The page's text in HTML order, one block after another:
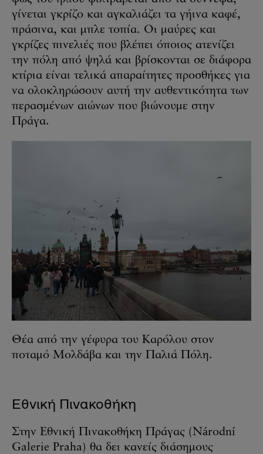
γίνεται γκρίζο και αγκαλιάζει τα γήινα καφέ,
πράσινα, και μπλε τοπία. Οι μαύρες και
γκρίζες πινελιές που βλέπει όποιος ατενίζει
την πόλη από ψηλά και βρίσκονται σε διάφορα
κτίρια είναι τελικά απαραίτητες προσθήκες για
να ολοκληρώσουν αυτή την αυθεντικότητα των
περασμένων αιώνων που βιώνουμε στην
Πράγα.
Θέα από την γέφυρα του Καρόλου στον
ποταμό Μολδάβα και την Παλιά Πόλη.
Εθνική Πινακοθήκη
Στην Εθνική Πινακοθήκη Πράγας (Národní
Galerie Praha) θα δει κανείς διάσημους